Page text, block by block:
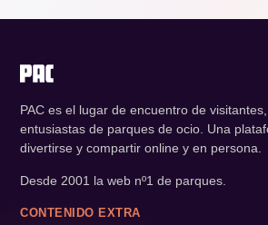
PAC es el lugar de encuentro de
entusiastas de parques de ocio. Una
divertirse y compartir online y en persona.
Desde 2001 la web nº1 de parques.
CONTENIDO EXTRA